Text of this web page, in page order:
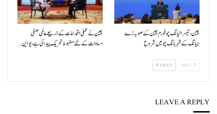
چین، تیسرا لیانگ چو فورم چین کے صوبہ زے
جیانگ کے شہر ہانگ چو میں شروع
چین نے عملی اقدامات کے ذریعے عالمی صنفی
مساوات کے لئے مضبوط تحریک پیدا کی ہے، یو این…
NEXT
LEAVE A REPLY